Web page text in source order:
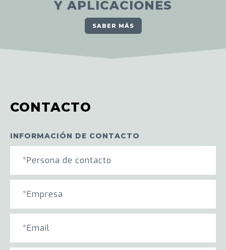
Y APLICACIONES
SABER MÁS
CONTACTO
INFORMACIÓN DE CONTACTO